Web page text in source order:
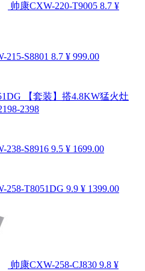
帅康CXW-220-T9005 8.7 ¥
215-S8801 8.7 ¥ 999.00
【套装】搭4.8KW猛火灶
2398
238-S8916 9.5 ¥ 1699.00
258-T8051DG 9.9 ¥ 1399.00
帅康CXW-258-CJ830 9.8 ¥